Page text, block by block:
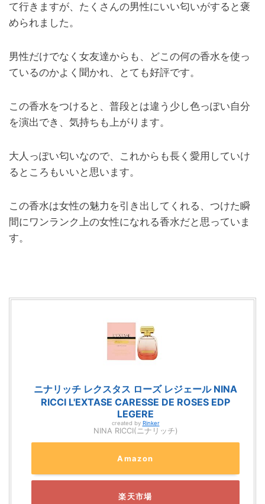
て行きますが、たくさんの男性にいい匂いがすると褒
められました。
男性だけでなく女友達からも、どこの何の香水を使っ
ているのかよく聞かれ、とても好評です。
この香水をつけると、普段とは違う少し色っぽい自分
を演出でき、気持ちも上がります。
大人っぽい匂いなので、これからも長く愛用していけ
るところもいいと思います。
この香水は女性の魅力を引き出してくれる、つけた瞬
間にワンランク上の女性になれる香水だと思っていま
す。
ニナリッチ レクスタス ローズ レジェール NINA
RICCI L'EXTASE CARESSE DE ROSES EDP
LEGERE
created by Rinker
NINA RICCI(ニナリッチ)
Amazon
楽天市場